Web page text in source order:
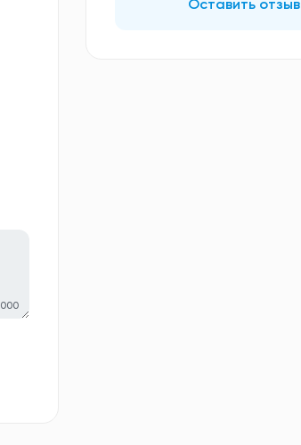
Оставить отзыв